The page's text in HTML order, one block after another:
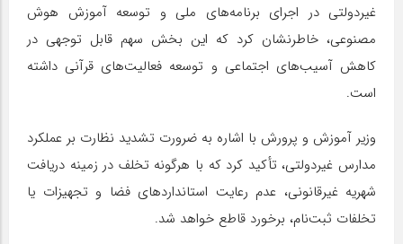
غیردولتی در اجرای برنامه‌های ملی و توسعه آموزش هوش
مصنوعی، خاطرنشان کرد که این بخش سهم قابل توجهی در
کاهش آسیب‌های اجتماعی و توسعه فعالیت‌های قرآنی داشته
است.
وزیر آموزش و پرورش با اشاره به ضرورت تشدید نظارت بر عملکرد
مدارس غیردولتی، تأکید کرد که با هرگونه تخلف در زمینه دریافت
شهریه غیرقانونی، عدم رعایت استانداردهای فضا و تجهیزات یا
تخلفات ثبت‌نام، برخورد قاطع خواهد شد.